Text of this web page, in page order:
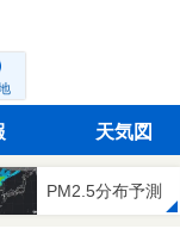
天気図
PM2.5分布予測